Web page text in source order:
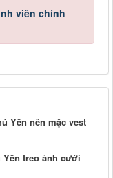
viên chính
Yên nên mặc vest
Yên treo ảnh cưới